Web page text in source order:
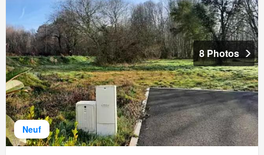
Neuf
8 Photos